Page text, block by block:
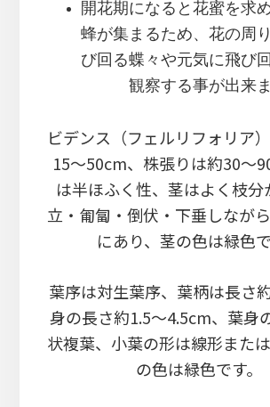
開花期になると花蜜を求
蜂が集まるため、花の周
び回る蝶々や元気に飛び
観察する事が出来ま
ビデンス（フェルリフォリア
15～50cm、株張りは約30～
は半ほふく性、茎はよく枝分
立・匍匐・倒伏・下垂しなが
にあり、茎の色は緑色で
葉序は対生葉序、葉柄は長さ
身の長さ約1.5～4.5cm、葉身
状複葉、小葉の形は線形また
の色は緑色です。